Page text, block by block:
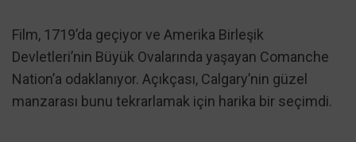
Film, 1719’da geçiyor ve Amerika Birleşik
Devletleri’nin Büyük Ovalarında yaşayan Comanche
Nation’a odaklanıyor. Açıkçası, Calgary’nin güzel
manzarası bunu tekrarlamak için harika bir seçimdi.